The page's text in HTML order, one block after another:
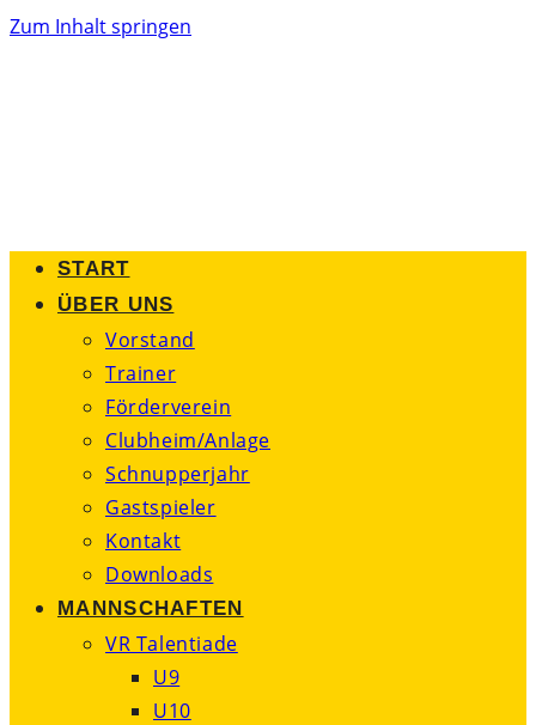
Zum Inhalt springen
START
ÜBER UNS
Vorstand
Trainer
Förderverein
Clubheim/Anlage
Schnupperjahr
Gastspieler
Kontakt
Downloads
MANNSCHAFTEN
VR Talentiade
U9
U10